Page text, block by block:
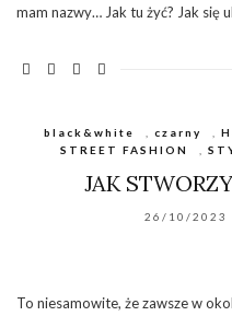
mam nazwy… Jak tu żyć? Jak się
black&white , czarny ,
STREET FASHION
,
JAK
26/10/2023
To niesamowite, że zawsze w